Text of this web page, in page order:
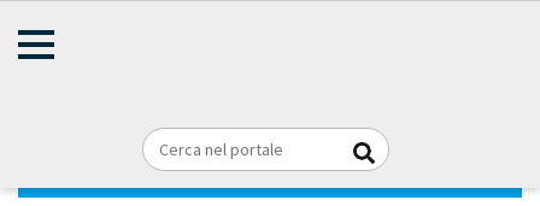
Home
VALERIA QUARTULLI